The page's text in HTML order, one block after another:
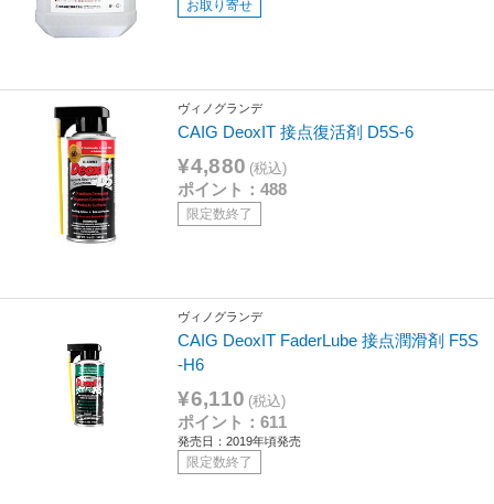
お取り寄せ
ヴィノグランデ
CAIG DeoxIT 接点復活剤 D5S-6
¥4,880 (税込)
ポイント：488
限定数終了
ヴィノグランデ
CAIG DeoxIT FaderLube 接点潤滑剤 F5S
-H6
¥6,110 (税込)
ポイント：611
発売日：2019年頃発売
限定数終了